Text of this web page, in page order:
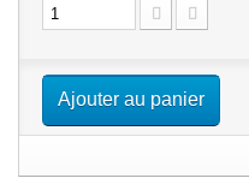
Ajouter au panier